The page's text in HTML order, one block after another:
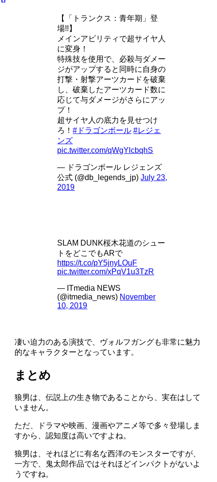
【「トランクス：青年期」登
場!!】
メインアビリティで超サイヤ人
に変身！
特殊技を使用で、必殺与ダメー
ジがアップすると同時に自身の
打撃・射撃アーツカードを破棄
し、破棄したアーツカード数に
応じて与ダメージがさらにアッ
プ！
超サイヤ人の底力を見せつけ
ろ！#ドラゴンボール #レジェ
ンズ
pic.twitter.com/qWgYlcbqhS
— ドラゴンボール レジェンズ
公式 (@db_legends_jp)July 23,
2019
SLAM DUNK桜木花道のシュー
トをどこでもARで
https://t.co/pY5jnyLOuF
pic.twitter.com/xPqV1u3TzR
— ITmedia NEWS
(@itmedia_news) November
10, 2019
凄い迫力のある演技で、ヴォルフガングも非常に魅力
的なキャラクターとなっています。
まとめ
狼男は、伝説上の生き物であることから、実在はして
いません。
ただ、ドラマや映画、漫画やアニメ等で多々登場しま
すから、認知度は高いですよね。
狼男は、それほどに有名な西洋のモンスターですが、
一方で、鬼太郎作品ではそれほどインパクトがないよ
うですね。